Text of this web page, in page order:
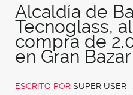
Alcaldía de
Tecnoglass,
compra de
en Gran Bazar
ESCRITO POR SUPER USER